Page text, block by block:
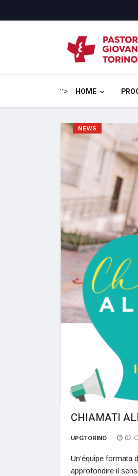
"> HOME
CHIAMATI
UPGTORINO
NEWS
02
Un’équipe formata
approfondire il